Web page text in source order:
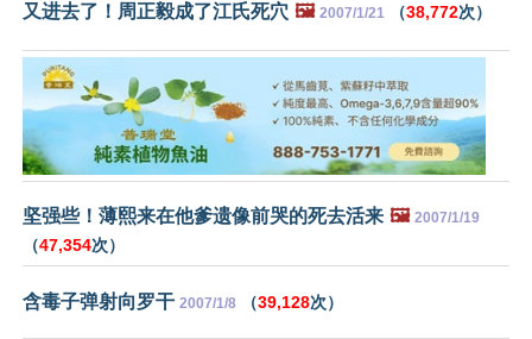
又进去了！周正毅成了江氏死穴 🖼️ 2007/1/21 （38,772次）
坚强些！薄熙来在他爹遗像前哭的死去活来 🖼️ 2007/1/19
（47,354次）
含毒子弹射向罗干 2007/1/8 （39,128次）